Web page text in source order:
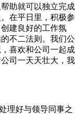
助就可以独立完成
在平日里，积极参
建良好的工作氛
不二法则。我们公
喜欢和公司一起成
司一天天壮大，我
理好与领导同事之